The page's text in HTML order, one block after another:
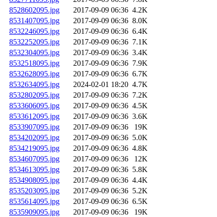
8528602095.jpg
2017-09-09 06:36 4.2K
8531407095.jpg
2017-09-09 06:36 8.0K
8532246095.jpg
2017-09-09 06:36 6.4K
8532252095.jpg
2017-09-09 06:36 7.1K
8532304095.jpg
2017-09-09 06:36 3.4K
8532518095.jpg
2017-09-09 06:36 7.9K
8532628095.jpg
2017-09-09 06:36 6.7K
8532634095.jpg
2024-02-01 18:20 4.7K
8532802095.jpg
2017-09-09 06:36 7.2K
8533606095.jpg
2017-09-09 06:36 4.5K
8533612095.jpg
2017-09-09 06:36 3.6K
8533907095.jpg
2017-09-09 06:36
19K
8534202095.jpg
2017-09-09 06:36 5.0K
8534219095.jpg
2017-09-09 06:36 4.8K
8534607095.jpg
2017-09-09 06:36
12K
8534613095.jpg
2017-09-09 06:36 5.8K
8534908095.jpg
2017-09-09 06:36 4.4K
8535203095.jpg
2017-09-09 06:36 5.2K
8535614095.jpg
2017-09-09 06:36 6.5K
8535909095.jpg
2017-09-09 06:36
19K